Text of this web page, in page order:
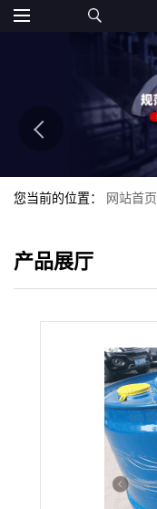
您当前的位置： 网站首页
产品展厅